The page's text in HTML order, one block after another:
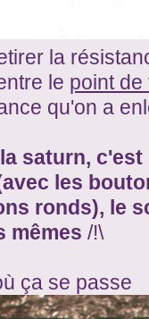
la
le point de
qu'on a
saturn,
les
ronds), le
mêmes /!\
ça se passe